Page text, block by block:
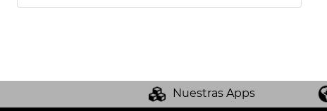
Nuestras Apps